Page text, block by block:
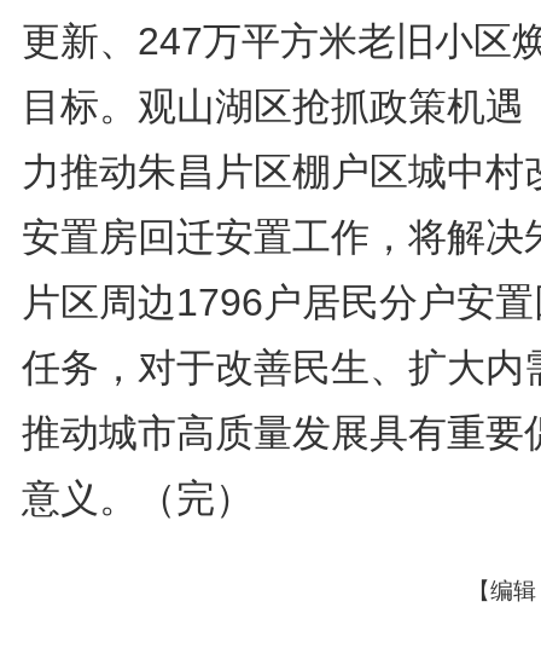
更新、247万平方米老旧小区
目标。观山湖区抢抓政策机遇
力推动朱昌片区棚户区城中村
安置房回迁安置工作，将解决
片区周边1796户居民分户安
任务，对于改善民生、扩大内
推动城市高质量发展具有重要
意义。（完）
【编